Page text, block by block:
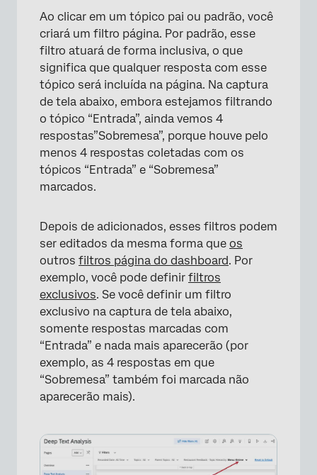
×
Ao clicar em um tópico pai ou padrão, você
criará um filtro página. Por padrão, esse
filtro atuará de forma inclusiva, o que
significa que qualquer resposta com esse
tópico será incluída na página. Na captura
de tela abaixo, embora estejamos filtrando
o tópico “Entrada”, ainda vemos 4
respostas”Sobremesa”, porque houve pelo
menos 4 respostas coletadas com os
tópicos “Entrada” e “Sobremesa”
marcados.
Depois de adicionados, esses filtros podem
ser editados da mesma forma que os
outros filtros página do dashboard. Por
exemplo, você pode definir filtros
exclusivos. Se você definir um filtro
exclusivo na captura de tela abaixo,
somente respostas marcadas com
“Entrada” e nada mais aparecerão (por
exemplo, as 4 respostas em que
“Sobremesa” também foi marcada não
aparecerão mais).